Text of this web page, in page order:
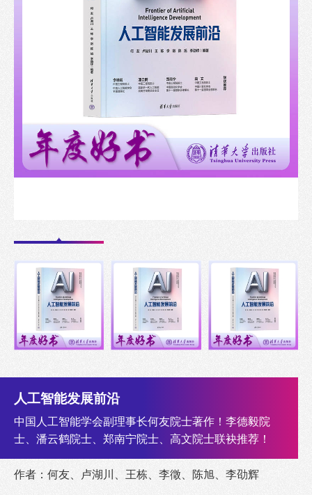
人工智能发展前沿
中国人工智能学会副理事长何友院士著作！李德毅院
士、潘云鹤院士、郑南宁院士、高文院士联袂推荐！
作者：何友、卢湖川、王栋、李徵、陈旭、李劭辉